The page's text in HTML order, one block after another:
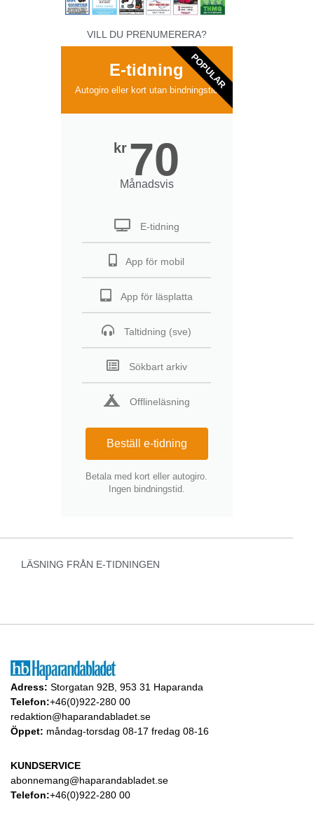
VILL DU PRENUMERERA?
E-tidning
Autogiro eller kort utan bindningstid
kr 70
Månadsvis
E-tidning
App för mobil
App för läsplatta
Taltidning (sve)
Sökbart arkiv
Offlineläsning
Beställ e-tidning
Betala med kort eller autogiro.
Ingen bindningstid.
POPULAR
LÄSNING FRÅN E-TIDNINGEN
Adress: Storgatan 92B, 953 31 Haparanda
Telefon:+46(0)922-280 00
redaktion@haparandabladet.se
Öppet: måndag-torsdag 08-17 fredag 08-16
KUNDSERVICE
abonnemang@haparandabladet.se
Telefon:+46(0)922-280 00